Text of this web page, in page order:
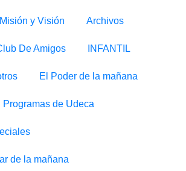
Misión y Visión Archivos
De Amigos INFANTIL
El Poder de la mañana
Programas de Udeca
de la mañana